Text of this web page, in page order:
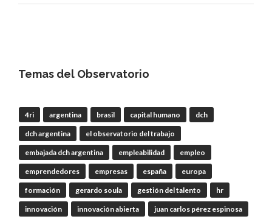
Orgánica del#BCRA
RT@lanotadigital@La_Bancaria
@AldoDruettaok@misionesptodos
@SergioOPalazzo @BairesParaTodos
@uniglobalunion
2 Twitter
Temas del Observatorio
4ri argentina brasil capital humano dch
dch argentina el observatorio del trabajo
embajada dch argentina empleabilidad empleo
emprendedores empresas españa europa
formación gerardo soula gestión del talento hr
innovación innovación abierta juan carlos pérez espinosa